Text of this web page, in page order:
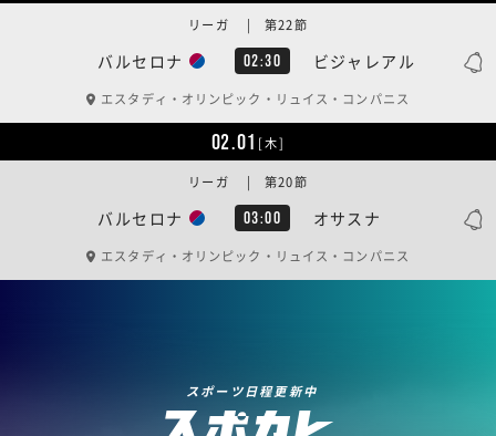
バルセロナ 02:30 ビジャレアル
リーガ | 第22節
エスタディ・オリンピック・リュイス・コンパニス
02.01 [木]
バルセロナ 03:00 オサスナ
リーガ | 第20節
エスタディ・オリンピック・リュイス・コンパニス
スポーツ日程更新中